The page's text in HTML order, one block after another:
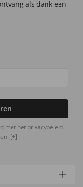
als dank een
met het privacybeleid
[+]